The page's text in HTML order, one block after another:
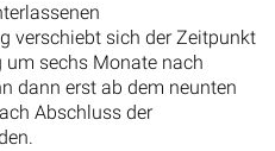
verschiebt sich der Zeitpunkt
sechs Monate nach
dann erst ab dem neunten
Abschluss der